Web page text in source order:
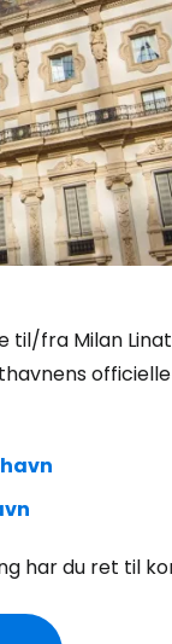
til/fra Milan
har du ret til
på